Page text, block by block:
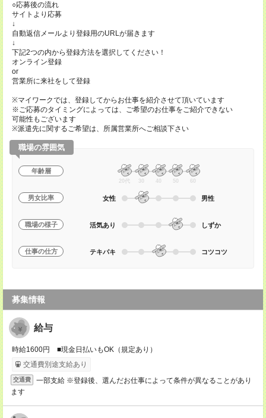
○応募後の流れ
サイトより応募
↓
自動返信メールより登録用のURLが届きます
↓
下記2つの内から登録方法を選択してください！
オンライン登録
or
営業所に来社をして登録
※マイワークでは、登録してからお仕事を紹介させて頂いています
※ご応募のタイミングによっては、ご希望のお仕事をご紹介できない
可能性もございます
※派遣先に関するご希望は、所属営業所へご相談下さい
職場の雰囲気
年齢層
20代 30 40 50 60
男女比率 女性 男性
職場の様子 活気あり しずか
仕事の仕方 テキパキ コツコツ
募集情報
給与
時給1600円 ■現金日払いもOK（規定あり）
交通費別途支給あり
交通費
一部支給 ※登録後、選んだお仕事によって条件が異なることがあり
ます